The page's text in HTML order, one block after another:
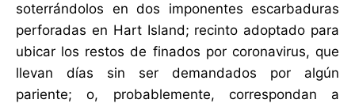
soterrándolos en dos imponentes escarbaduras
perforadas en Hart Island; recinto adoptado para
ubicar los restos de finados por coronavirus, que
llevan días sin ser demandados por algún
pariente; o, probablemente, correspondan a